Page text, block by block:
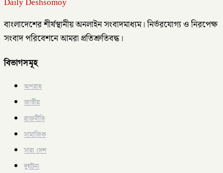
বাংলাদেশের শীর্ষস্থানীয় অনলাইন সংবাদমাধ্যম। নির্ভরযোগ্য ও নিরপেক্ষ
সংবাদ পরিবেশনে আমরা প্রতিশ্রুতিবদ্ধ।
বিভাগসমূহ
অপরাধ
জাতীয়
রাজনীতি
সামাজিক
সারা দেশ
দুর্ঘটনা